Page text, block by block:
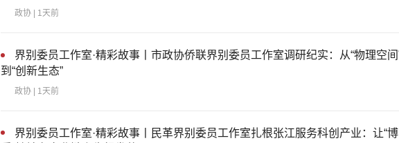
政协 | 1天前
界别委员工作室·精彩故事丨市政协侨联界别委员工作室调研纪实：从“物理空间
到“创新生态”
政协 | 1天前
界别委员工作室·精彩故事丨民革界别委员工作室扎根张江服务科创产业：让“博